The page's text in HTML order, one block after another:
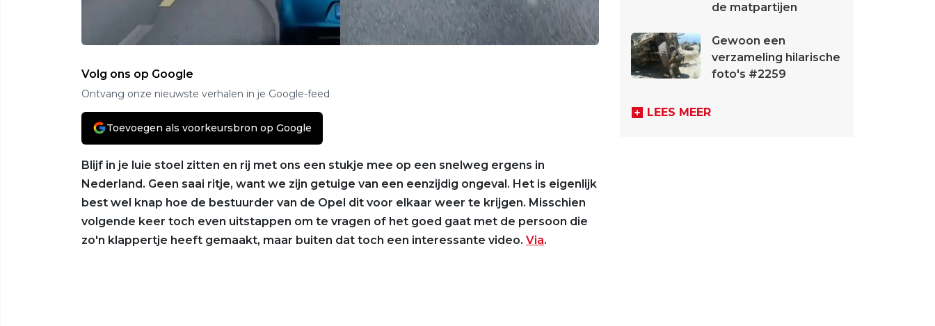
Volg ons op Google
Ontvang onze nieuwste verhalen in je Google-feed
Toevoegen als voorkeursbron op Google
Blijf in je luie stoel zitten en rij met ons een stukje mee op een snelweg ergens in
Nederland. Geen saai ritje, want we zijn getuige van een eenzijdig ongeval. Het is eigenlijk
best wel knap hoe de bestuurder van de Opel dit voor elkaar weer te krijgen. Misschien
volgende keer toch even uitstappen om te vragen of het goed gaat met de persoon die
zo'n klappertje heeft gemaakt, maar buiten dat toch een interessante video. Via.
de matpartijen
Gewoon een
verzameling hilarische
foto's #2259
LEES MEER